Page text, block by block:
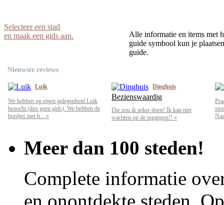
Selecteer een stad
en maak een gids aan.
Alle informatie en items met
guide symbool kun je
guide.
Nieuwste reviews
Luik
We hebben op eigen gelegenheid Luik
bezocht (dus geen gids). We hebben de
bordjes met h... »
Dinghuis
Bezienswaardig
Die zou ik zeker doen! Ik kan niet
wachten op de ingangen!! »
Meer dan 100 steden!
Complete informatie
en onontdekte steden.